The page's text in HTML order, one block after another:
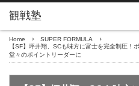
Home
SUPER FORMULA
【SF】坪井翔、SCも味方に富士を完全制圧！
堂々のポイントリーダーに